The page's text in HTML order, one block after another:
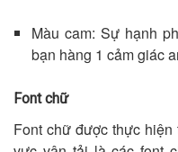
Màu cam: Sự hạnh
bạn hàng 1 cảm giác
Font chữ
Font chữ được thực